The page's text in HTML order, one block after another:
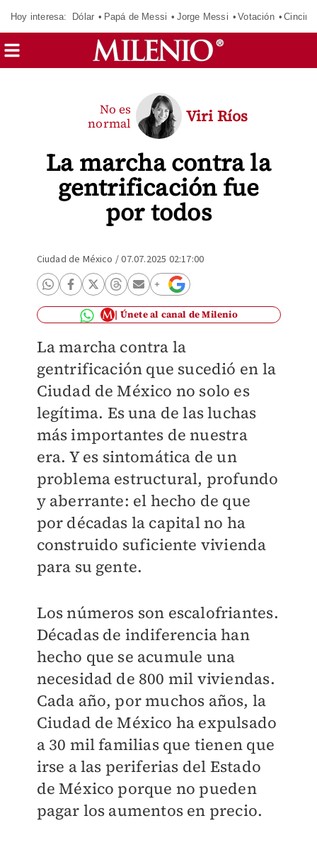
Hoy interesa: Dólar Papá de Messi Jorge Messi Votación
La marcha contra la
gentrificación fue
por todos
No es
normal
Viri Ríos
Ciudad de México /07.07.2025 02:17:00
Únete al canal de Milenio
La marcha contra la
gentrificación que sucedió en la
Ciudad de México no solo es
legítima. Es una de las luchas
más importantes de nuestra
era. Y es sintomática de un
problema estructural, profundo
y aberrante: el hecho de que
por décadas la capital no ha
construido suficiente vivienda
para su gente.
Los números son escalofriantes.
Décadas de indiferencia han
hecho que se acumule una
necesidad de 800 mil viviendas.
Cada año, por muchos años, la
Ciudad de México ha expulsado
a 30 mil familias que tienen que
irse a las periferias del Estado
de México porque no pueden
pagar los aumentos en precio.